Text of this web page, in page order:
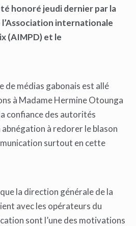
honoré jeudi dernier par la
internationale
(AIMPD) et le
de médias gabonais est allé
à Madame Hermine Otounga
confiance des autorités
à redorer le blason
surtout en cette
la direction générale de la
avec les opérateurs du
sont l’une des motivations